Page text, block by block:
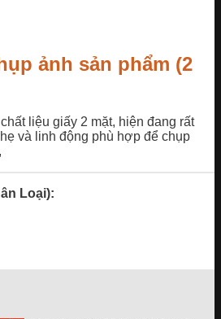
ảnh sản phẩm (2
liệu giấy 2 mặt, hiện đang rất
và linh động phù hợp để chụp
Loại):